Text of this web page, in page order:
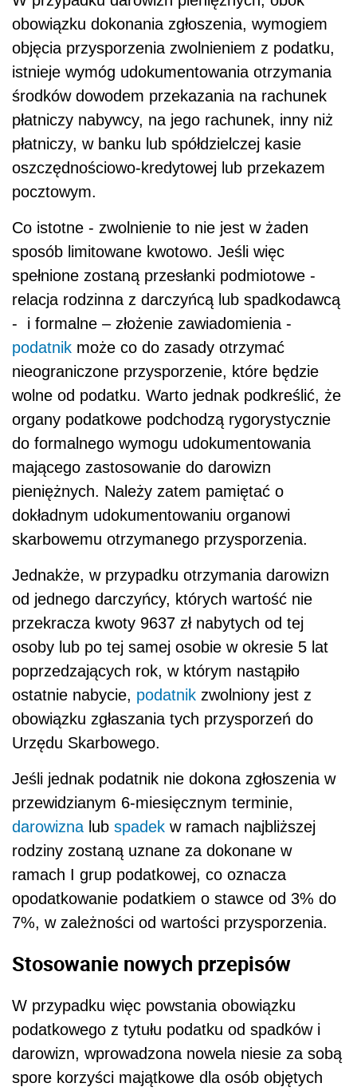
obowiązku dokonania zgłoszenia, wymogiem
objęcia przysporzenia zwolnieniem z podatku,
istnieje wymóg udokumentowania otrzymania
środków dowodem przekazania na rachunek
płatniczy nabywcy, na jego rachunek, inny niż
płatniczy, w banku lub spółdzielczej kasie
oszczędnościowo-kredytowej lub przekazem
pocztowym.
Co istotne - zwolnienie to nie jest w żaden
sposób limitowane kwotowo. Jeśli więc
spełnione zostaną przesłanki podmiotowe -
relacja rodzinna z darczyńcą lub spadkodawcą
- i formalne – złożenie zawiadomienia -
podatnik może co do zasady otrzymać
nieograniczone przysporzenie, które będzie
wolne od podatku. Warto jednak podkreślić, że
organy podatkowe podchodzą rygorystycznie
do formalnego wymogu udokumentowania
mającego zastosowanie do darowizn
pieniężnych. Należy zatem pamiętać o
dokładnym udokumentowaniu organowi
skarbowemu otrzymanego przysporzenia.
Jednakże, w przypadku otrzymania darowizn
od jednego darczyńcy, których wartość nie
przekracza kwoty 9637 zł nabytych od tej
osoby lub po tej samej osobie w okresie 5 lat
poprzedzających rok, w którym nastąpiło
ostatnie nabycie, podatnik zwolniony jest z
obowiązku zgłaszania tych przysporzeń do
Urzędu Skarbowego.
Jeśli jednak podatnik nie dokona zgłoszenia w
przewidzianym 6-miesięcznym terminie,
darowizna lub spadek w ramach najbliższej
rodziny zostaną uznane za dokonane w
ramach I grup podatkowej, co oznacza
opodatkowanie podatkiem o stawce od 3% do
7%, w zależności od wartości przysporzenia.
Stosowanie nowych przepisów
W przypadku więc powstania obowiązku
podatkowego z tytułu podatku od spadków i
darowizn, wprowadzona nowela niesie za sobą
spore korzyści majątkowe dla osób objętych